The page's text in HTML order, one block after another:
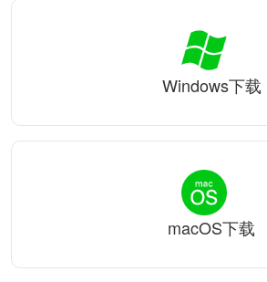
Windows下载
macOS下载